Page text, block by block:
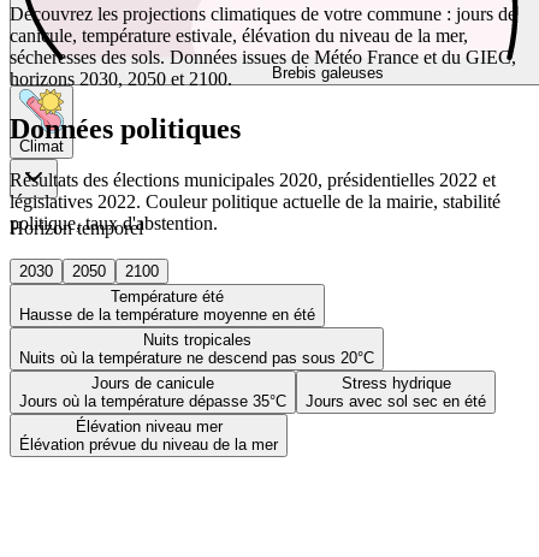
Brebis galeuses
Climat
Horizon temporel
2030 2050
2100
Température été
Hausse de la température moyenne en été
Nuits tropicales
Nuits où la température ne descend pas sous 20°C
Jours de canicule
Jours où la température dépasse 35°C
Stress hydrique
Jours avec sol sec en été
Élévation niveau mer
Élévation prévue du niveau de la mer
Découvrez les projections climatiques de votre commune : jours de
canicule, température estivale, élévation du niveau de la mer,
sécheresses des sols. Données issues de Météo France et du GIEC,
horizons 2030, 2050 et 2100.
Données politiques
Résultats des élections municipales 2020, présidentielles 2022 et
législatives 2022. Couleur politique actuelle de la mairie, stabilité
politique, taux d'abstention.